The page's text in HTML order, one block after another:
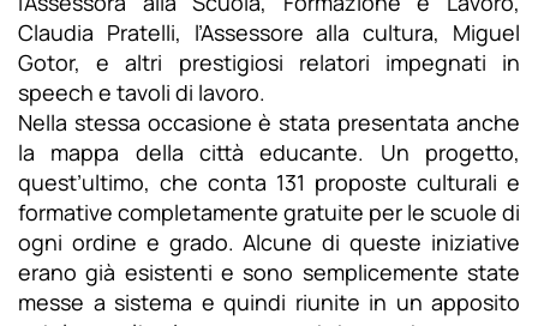
Claudia Pratelli, l’Assessore alla cultura, Miguel
Gotor, e altri prestigiosi relatori impegnati in
speech e tavoli di lavoro.
Nella stessa occasione è stata presentata anche
la mappa della città educante. Un progetto,
quest’ultimo, che conta 131 proposte culturali e
formative completamente gratuite per le scuole di
ogni ordine e grado. Alcune di queste iniziative
erano già esistenti e sono semplicemente state
messe a sistema e quindi riunite in un apposito